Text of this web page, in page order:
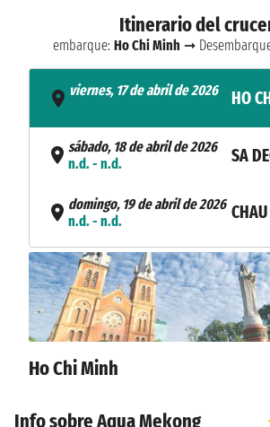
Itinerario del
embarque: Ho Chi Minh ➞
viernes, 17 de abril de 2026
HO
sábado, 18 de abril de 2026
n.d. - n.d.
SA
domingo, 19 de abril de 2026
n.d. - n.d.
martes, 21 de abril de 2026
n.d. - n.d.
miércoles, 22 de abril de 2026
n.d. - n.d.
Ho Chi Minh
Info sobre Aqua Mekong